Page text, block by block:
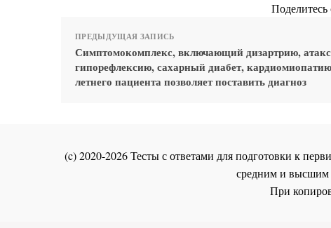
ПРЕДЫДУЩАЯ ЗАПИСЬ
Симптомокомплекс, включающий дизартрию,
гипорефлексию, сахарный диабет,
летнего пациента позволяет поставить диагноз
(c) 2020-2026 Тесты с ответами для подготовки к
средним и высшим
При